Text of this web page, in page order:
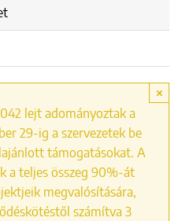
lejt adományoztak a
29-ig a szervezetek be
támogatásokat. A
a teljes összeg 90%-át
megvalósítására,
számítva 3
×